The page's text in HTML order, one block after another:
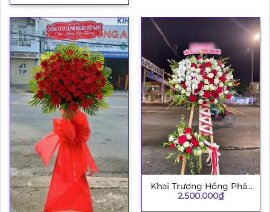
Khai Trương Hồng Phát
002
2.500.000₫